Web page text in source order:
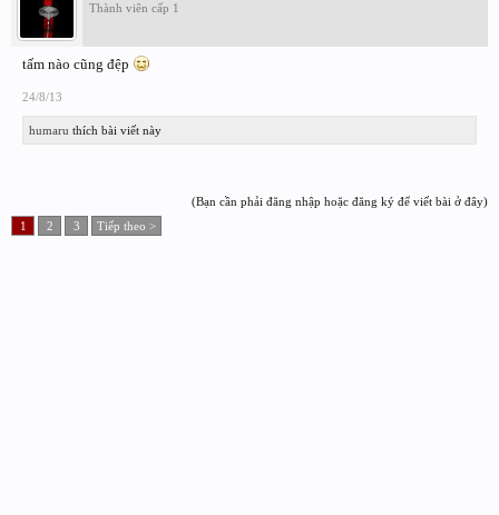
Thành viên cấp 1
tấm nào cũng đệp
24/8/13
humaru thích bài viết này
(Bạn cần phải đăng nhập hoặc đăng ký để viết bài ở đây)
1
2 3 Tiếp theo >